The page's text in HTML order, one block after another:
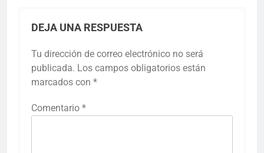
DEJA UNA RESPUESTA
Tu dirección de correo electrónico no será
publicada. Los campos obligatorios están
marcados con *
Comentario *